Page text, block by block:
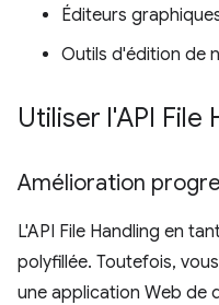
Éditeurs
Outils d'édition de
Utiliser l'API File
Amélioration
L'API File Handling en
polyfillée. Toutefois,
une application Web de